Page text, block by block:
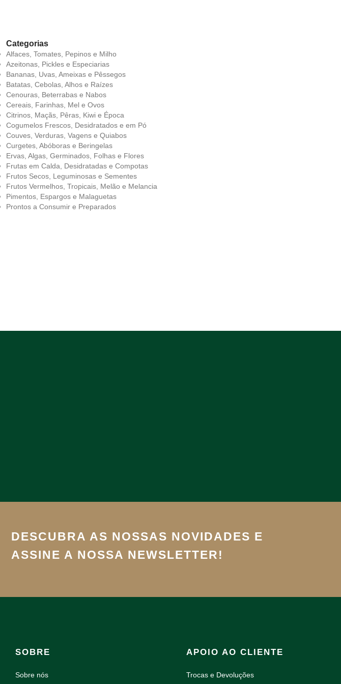
Categorias
Alfaces, Tomates, Pepinos e Milho
Azeitonas, Pickles e Especiarias
Bananas, Uvas, Ameixas e Pêssegos
Batatas, Cebolas, Alhos e Raízes
Cenouras, Beterrabas e Nabos
Cereais, Farinhas, Mel e Ovos
Citrinos, Maçãs, Pêras, Kiwi e Época
Cogumelos Frescos, Desidratados e em Pó
Couves, Verduras, Vagens e Quiabos
Curgetes, Abóboras e Beringelas
Ervas, Algas, Germinados, Folhas e Flores
Frutas em Calda, Desidratadas e Compotas
Frutos Secos, Leguminosas e Sementes
Frutos Vermelhos, Tropicais, Melão e Melancia
Pimentos, Espargos e Malaguetas
Prontos a Consumir e Preparados
DESCUBRA AS NOSSAS NOVIDADES E
ASSINE A NOSSA NEWSLETTER!
SOBRE
Sobre nós
APOIO AO CLIENTE
Trocas e Devoluções